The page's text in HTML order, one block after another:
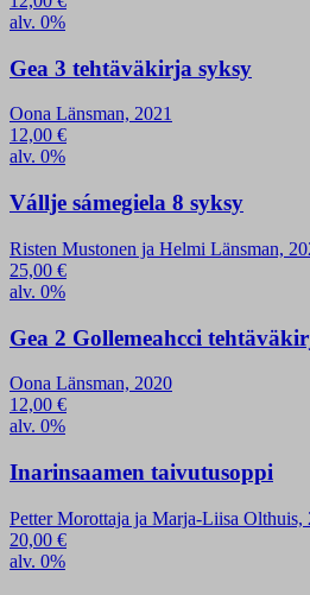
alv. 0%
Gea 3 tehtäväkirja syksy
Oona Länsman, 2021
12,00 €
alv. 0%
Vállje sámegiela 8 syksy
Risten Mustonen ja Helmi Länsman,
25,00 €
alv. 0%
Gea 2 Gollemeahcci
Oona Länsman, 2020
12,00 €
alv. 0%
Inarinsaamen taivutusoppi
Petter Morottaja ja Marja-Liisa Olthuis,
20,00 €
alv. 0%